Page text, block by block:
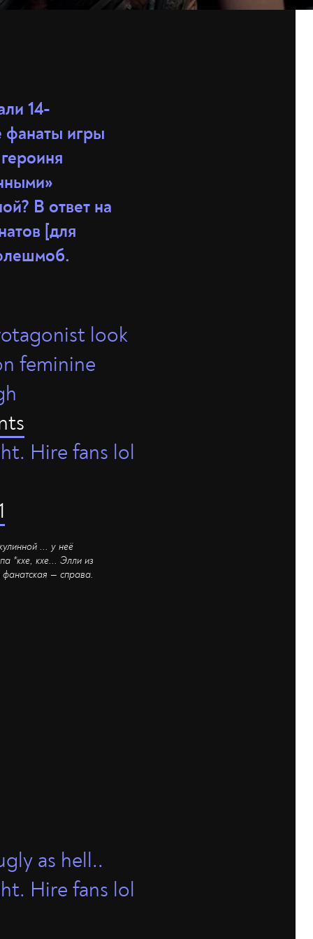
14-
игры
В ответ на
[для
look
feminine
Hire fans lol
... у неё
*кхе, кхе... Элли из
— справа.
as hell..
Hire fans lol